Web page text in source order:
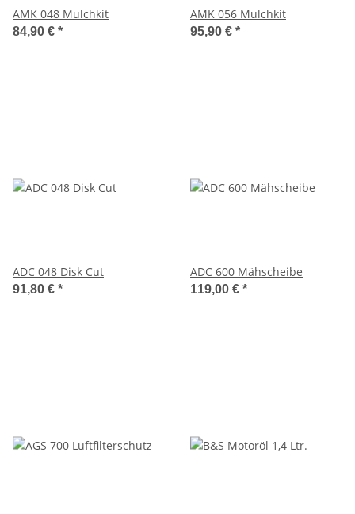
AMK 048 Mulchkit
84,90 € *
AMK 056 Mulchkit
95,90 € *
ADC 048 Disk Cut
91,80 € *
ADC 600 Mähscheibe
119,00 € *